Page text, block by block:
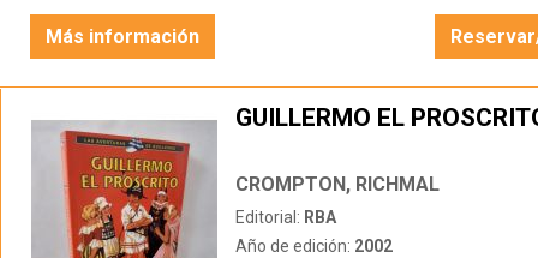
Más información
GUILLERMO EL
CROMPTON, RICHMAL
Editorial: RBA
Año de edición: 2002